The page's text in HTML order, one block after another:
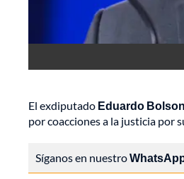
El exdiputado Eduardo
por coacciones a la justicia por
Síganos en nuestro